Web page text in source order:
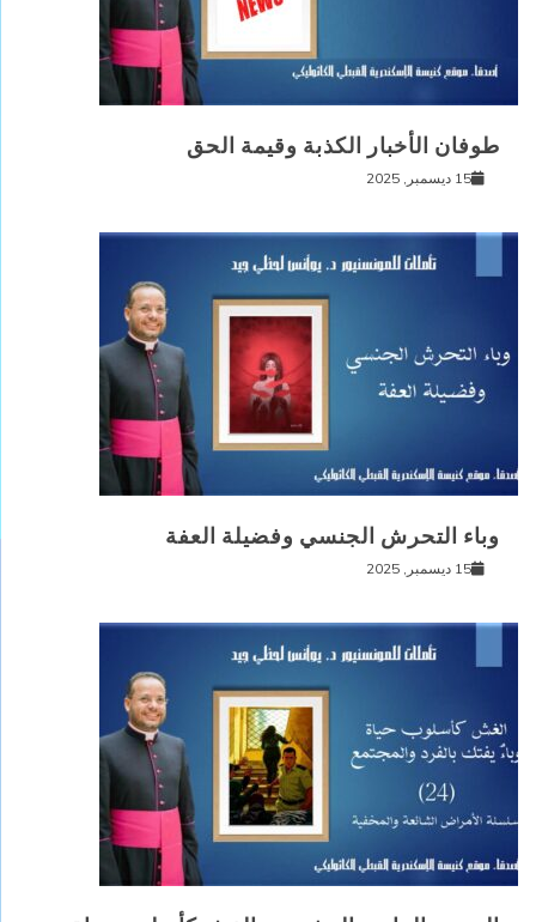
طوفان الأخبار الكذبة وقيمة الحق
15 ديسمبر, 2025
وباء التحرش الجنسي وفضيلة العفة
15 ديسمبر, 2025